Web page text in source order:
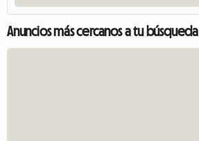
Anuncios más cercanos a tu búsqueda